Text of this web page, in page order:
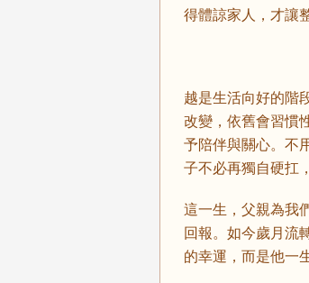
得體諒家人，才讓
越是生活向好的階
改變，依舊會習慣
予陪伴與關心。不
子不必再獨自硬扛
這一生，父親為我
回報。如今歲月流
的幸運，而是他一